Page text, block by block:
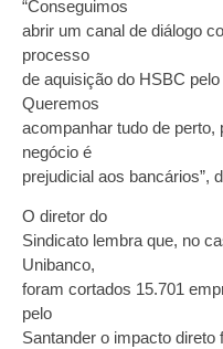
“Conseguimos
abrir um canal de diálogo
processo
de aquisição do HSBC
Queremos
acompanhar tudo de
negócio é
prejudicial aos bancários”,
O diretor do
Sindicato lembra que, no
Unibanco,
foram cortados 15.701
pelo
Santander o impacto